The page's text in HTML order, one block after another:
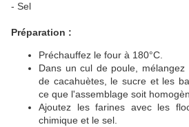
- Sel
Préparation :
Préchauffez le four à 180°C.
Dans un cul de poule,
de cacahuètes, le sucre et les
ce que l'assemblage soit
Ajoutez les farines avec les
chimique et le sel.